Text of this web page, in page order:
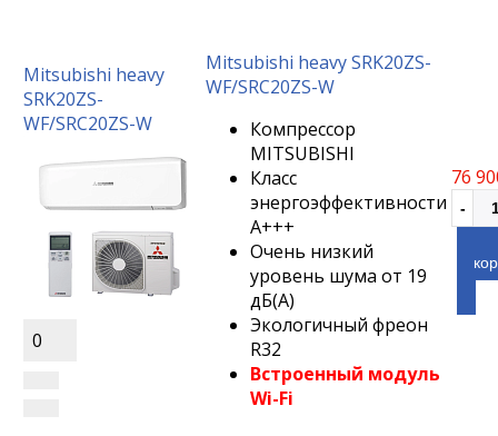
Mitsubishi heavy
SRK20ZS-
WF/SRC20ZS-W
0
Mitsubishi heavy SRK20ZS-
WF/SRC20ZS-W
Компрессор
MITSUBISHI
Класс
энергоэффективности
А+++
Очень низкий
уровень шума от 19
дБ(A)
Экологичный фреон
R32
Встроенный модуль
Wi-Fi
76